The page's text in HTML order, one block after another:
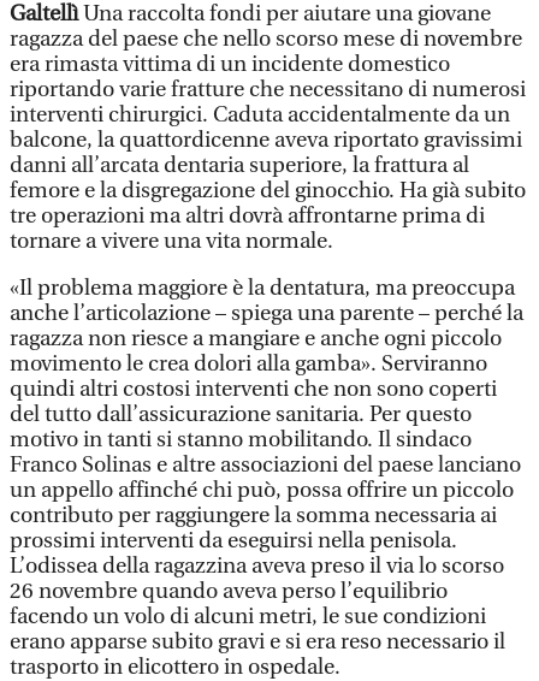
GaltellìUna raccolta fondi per aiutare una giovane
ragazza del paese che nello scorso mese di novembre
era rimasta vittima di un incidente domestico
riportando varie fratture che necessitano di numerosi
interventi chirurgici. Caduta accidentalmente da un
balcone, la quattordicenne aveva riportato gravissimi
danni all’arcata dentaria superiore, la frattura al
femore e la disgregazione del ginocchio. Ha già subito
tre operazioni ma altri dovrà affrontarne prima di
tornare a vivere una vita normale.
«Il problema maggiore è la dentatura, ma preoccupa
anche l’articolazione – spiega una parente – perché la
ragazza non riesce a mangiare e anche ogni piccolo
movimento le crea dolori alla gamba». Serviranno
quindi altri costosi interventi che non sono coperti
del tutto dall’assicurazione sanitaria. Per questo
motivo in tanti si stanno mobilitando. Il sindaco
Franco Solinas e altre associazioni del paese lanciano
un appello affinché chi può, possa offrire un piccolo
contributo per raggiungere la somma necessaria ai
prossimi interventi da eseguirsi nella penisola.
L’odissea della ragazzina aveva preso il via lo scorso
26 novembre quando aveva perso l’equilibrio
facendo un volo di alcuni metri, le sue condizioni
erano apparse subito gravi e si era reso necessario il
trasporto in elicottero in ospedale.